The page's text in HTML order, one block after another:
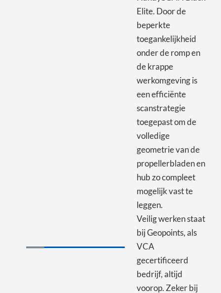
Elite. Door de
beperkte
toegankelijkheid
onder de romp en
de krappe
werkomgeving is
een efficiënte
scanstrategie
toegepast om de
volledige
geometrie van de
propellerbladen en
hub zo compleet
mogelijk vast te
leggen.
Veilig werken staat
bij Geopoints, als
VCA
gecertificeerd
bedrijf, altijd
voorop. Zeker bij